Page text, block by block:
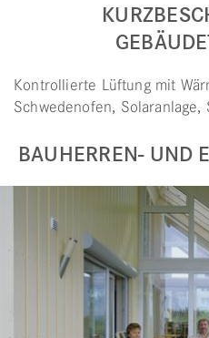
Kontrollierte Lüftung mit
Schwedenofen, Solaranlage,
BAUHERREN- UND